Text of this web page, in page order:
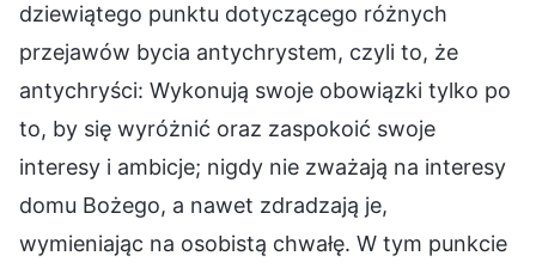
dziewiątego punktu dotyczącego różnych
przejawów bycia antychrystem, czyli to, że
antychryści: Wykonują swoje obowiązki tylko po
to, by się wyróżnić oraz zaspokoić swoje
interesy i ambicje; nigdy nie zważają na interesy
domu Bożego, a nawet zdradzają je,
wymieniając na osobistą chwałę. W tym punkcie